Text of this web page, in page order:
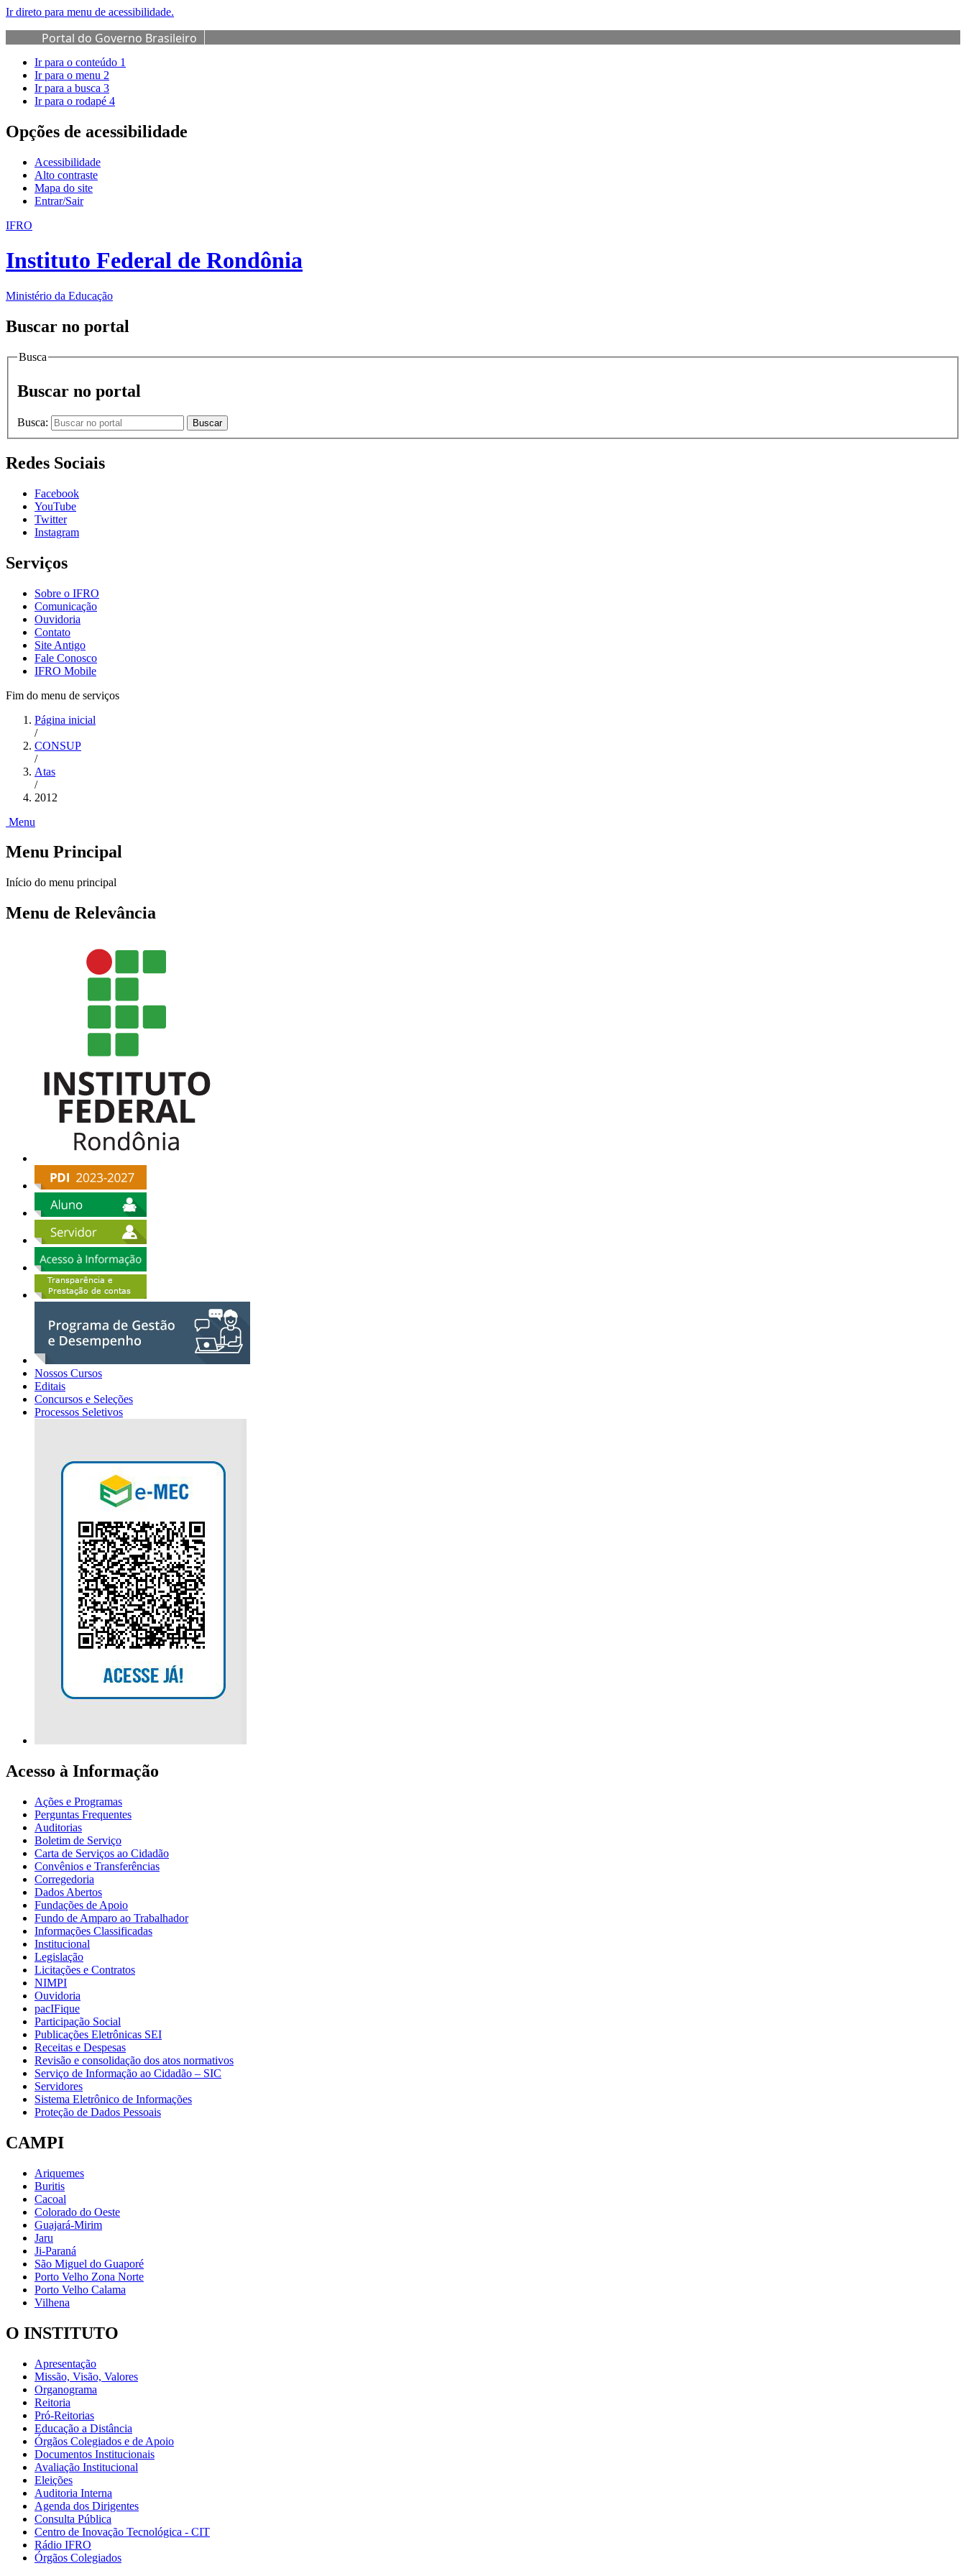
Ir direto para menu de acessibilidade.
Portal do Governo Brasileiro
Ir para o conteúdo 1
Ir para o menu 2
Ir para a busca 3
Ir para o rodapé 4
Opções de acessibilidade
Acessibilidade
Alto contraste
Mapa do site
Entrar/Sair
IFRO
Instituto Federal de Rondônia
Ministério da Educação
Buscar no portal
Busca
Buscar no portal
Busca: Buscar
Redes Sociais
Facebook
YouTube
Twitter
Instagram
Serviços
Sobre o IFRO
Comunicação
Ouvidoria
Contato
Site Antigo
Fale Conosco
IFRO Mobile
Fim do menu de serviços
Página inicial
/
CONSUP
/
Atas
/
2012
Menu
Menu Principal
Início do menu principal
Menu de Relevância
Nossos Cursos
Editais
Concursos e Seleções
Processos Seletivos
Acesso à Informação
Ações e Programas
Perguntas Frequentes
Auditorias
Boletim de Serviço
Carta de Serviços ao Cidadão
Convênios e Transferências
Corregedoria
Dados Abertos
Fundações de Apoio
Fundo de Amparo ao Trabalhador
Informações Classificadas
Institucional
Legislação
Licitações e Contratos
NIMPI
Ouvidoria
pacIFique
Participação Social
Publicações Eletrônicas SEI
Receitas e Despesas
Revisão e consolidação dos atos normativos
Serviço de Informação ao Cidadão – SIC
Servidores
Sistema Eletrônico de Informações
Proteção de Dados Pessoais
CAMPI
Ariquemes
Buritis
Cacoal
Colorado do Oeste
Guajará-Mirim
Jaru
Ji-Paraná
São Miguel do Guaporé
Porto Velho Zona Norte
Porto Velho Calama
Vilhena
O INSTITUTO
Apresentação
Missão, Visão, Valores
Organograma
Reitoria
Pró-Reitorias
Educação a Distância
Órgãos Colegiados e de Apoio
Documentos Institucionais
Avaliação Institucional
Eleições
Auditoria Interna
Agenda dos Dirigentes
Consulta Pública
Centro de Inovação Tecnológica - CIT
Rádio IFRO
Órgãos Colegiados